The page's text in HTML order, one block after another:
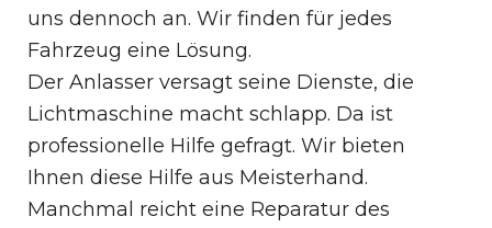
uns dennoch an. Wir finden für jedes
Fahrzeug eine Lösung.
Der Anlasser versagt seine Dienste, die
Lichtmaschine macht schlapp. Da ist
professionelle Hilfe gefragt. Wir bieten
Ihnen diese Hilfe aus Meisterhand.
Manchmal reicht eine Reparatur des